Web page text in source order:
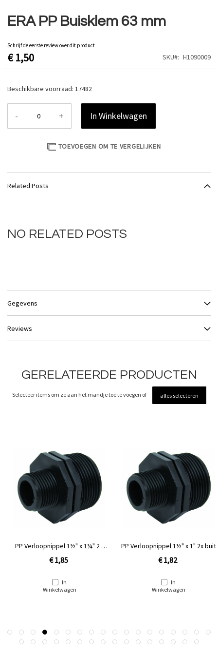
ERA PP Buisklem 63 mm
Schrijf de eerste review over dit product
€ 1,50 SKU H1090009
Beschikbare voorraad: 17482
- + In Winkelwagen
TOEVOEGEN OM TE VERGELIJKEN
naar
het
van
de
afbeeldingen-
Related Posts
NO RELATED POSTS
Gegevens
Reviews
GERELATEERDE PRODUCTEN
Selecteer items om ze aan het mandje toe te voegen of alles selecteren
PP Verloopnippel 1½" x 1¼" 2 x
€ 1,85
In
Winkelwagen
PP Verloopnippel 1½" x 1" 2x buit
€ 1,82
In
Winkelwagen